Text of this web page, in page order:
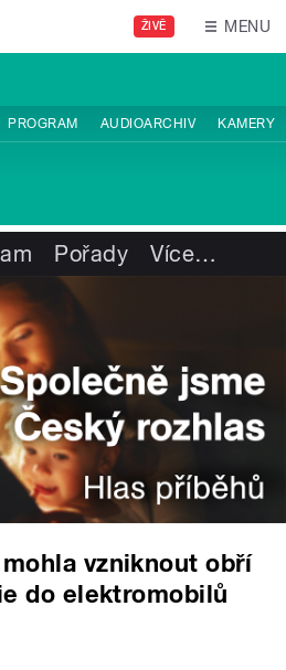
ŽIVĚ MENU
PROGRAM AUDIOARCHIV KAMERY
Pořady Více…
vzniknout obří
do elektromobilů